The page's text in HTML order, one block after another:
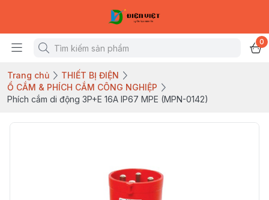
0
Trang chủ
THIẾT BỊ ĐIỆN
Ổ CẮM & PHÍCH CẮM CÔNG NGHIỆP
Phích cắm di động 3P+E 16A IP67 MPE (MPN-0142)